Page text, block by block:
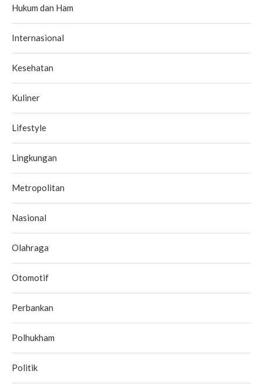
Hukum dan Ham
Internasional
Kesehatan
Kuliner
Lifestyle
Lingkungan
Metropolitan
Nasional
Olahraga
Otomotif
Perbankan
Polhukham
Politik